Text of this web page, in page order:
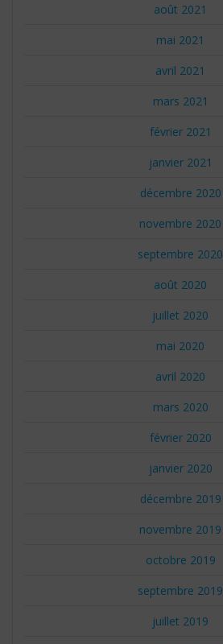
août 2021
mai 2021
avril 2021
mars 2021
février 2021
janvier 2021
décembre 2020
novembre 2020
septembre 2020
août 2020
juillet 2020
mai 2020
avril 2020
mars 2020
février 2020
janvier 2020
décembre 2019
novembre 2019
octobre 2019
septembre 2019
juillet 2019